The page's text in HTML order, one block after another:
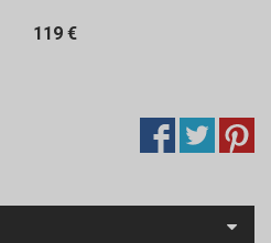
119 €